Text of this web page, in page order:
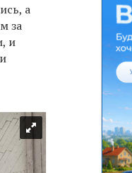
а
за
и